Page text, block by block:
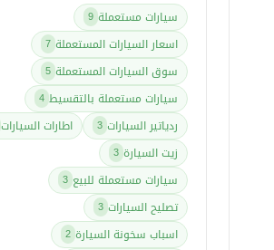
سيارات مستعملة 9
اسعار السيارات المستعملة 7
سوق السيارات المستعملة 5
سيارات مستعملة بالتقسيط 4
ردياتير السيارات 3 اطارات السيارات
زيت السيارة 3
سيارات مستعملة للبيع 3
تصليح السيارات 3
اسباب سخونة السيارة 2